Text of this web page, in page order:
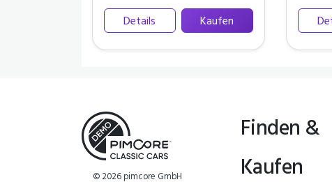
Details Kaufen
© 2026 pimcore GmbH
Finden &
Kaufen